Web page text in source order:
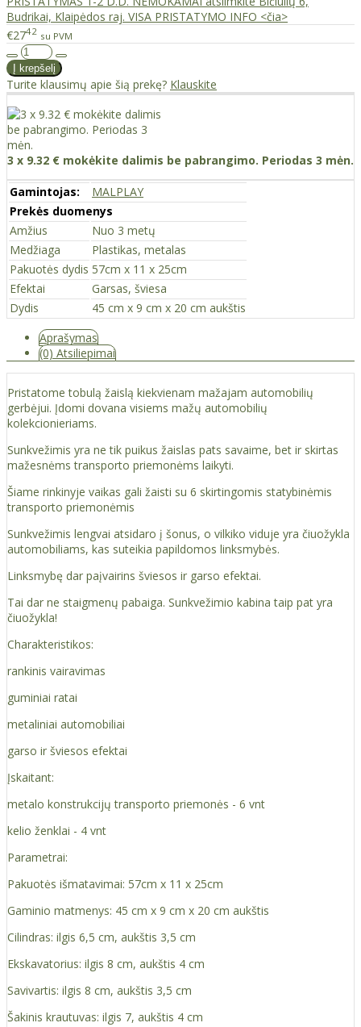
Budrikai, Klaipėdos raj. VISA PRISTATYMO INFO <čia>
€2742 su PVM
Turite klausimų apie šią prekę? Klauskite
3 x 9.32 € mokėkite dalimis be pabrangimo. Periodas 3 mėn.
Gamintojas:
MALPLAY
Prekės duomenys
Amžius
Nuo 3 metų
Medžiaga
Plastikas, metalas
Pakuotės dydis 57cm x 11 x 25cm
Efektai
Garsas, šviesa
Dydis
45 cm x 9 cm x 20 cm aukštis
Aprašymas
(0) Atsiliepimai
Pristatome tobulą žaislą kiekvienam mažajam automobilių
gerbėjui. Įdomi dovana visiems mažų automobilių
kolekcionieriams.
Sunkvežimis yra ne tik puikus žaislas pats savaime, bet ir skirtas
mažesnėms transporto priemonėms laikyti.
Šiame rinkinyje vaikas gali žaisti su 6 skirtingomis statybinėmis
transporto priemonėmis
Sunkvežimis lengvai atsidaro į šonus, o vilkiko viduje yra čiuožykla
automobiliams, kas suteikia papildomos linksmybės.
Linksmybę dar paįvairins šviesos ir garso efektai.
Tai dar ne staigmenų pabaiga. Sunkvežimio kabina taip pat yra
čiuožykla!
Charakteristikos:
rankinis vairavimas
guminiai ratai
metaliniai automobiliai
garso ir šviesos efektai
Įskaitant:
metalo konstrukcijų transporto priemonės - 6 vnt
kelio ženklai - 4 vnt
Parametrai:
Pakuotės išmatavimai: 57cm x 11 x 25cm
Gaminio matmenys: 45 cm x 9 cm x 20 cm aukštis
Cilindras: ilgis 6,5 cm, aukštis 3,5 cm
Ekskavatorius: ilgis 8 cm, aukštis 4 cm
Savivartis: ilgis 8 cm, aukštis 3,5 cm
Šakinis krautuvas: ilgis 7, aukštis 4 cm